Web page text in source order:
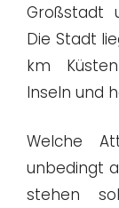
Großstadt
Die Stadt
km
Inseln und
Welche
unbedingt
stehen